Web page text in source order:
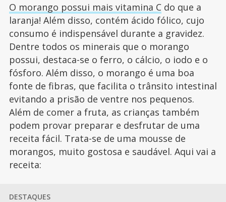
O morango possui mais vitamina Cdo que a
laranja! Além disso, contém ácido fólico, cujo
consumo é indispensável durante a gravidez.
Dentre todos os minerais que o morango
possui, destaca-se o ferro, o cálcio, o iodo e o
fósforo. Além disso, o morango é uma boa
fonte de fibras, que facilita o trânsito intestinal
evitando a prisão de ventre nos pequenos.
Além de comer a fruta, as crianças também
podem provar preparar e desfrutar de uma
receita fácil. Trata-se de uma mousse de
morangos, muito gostosa e saudável. Aqui vai a
receita:
DESTAQUES